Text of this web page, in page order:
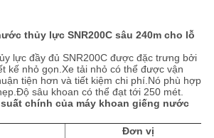
thủy lực SNR200C sâu 240m cho lỗ
lực đầy đủ SNR200C được đặc trưng bởi
kế nhỏ gọn.Xe tải nhỏ có thể được vận
tiện hơn và tiết kiệm chi phí.Nó phù hợp
sâu khoan có thể đạt tới 250 mét.
chính của máy khoan giếng nước
Đơn vị